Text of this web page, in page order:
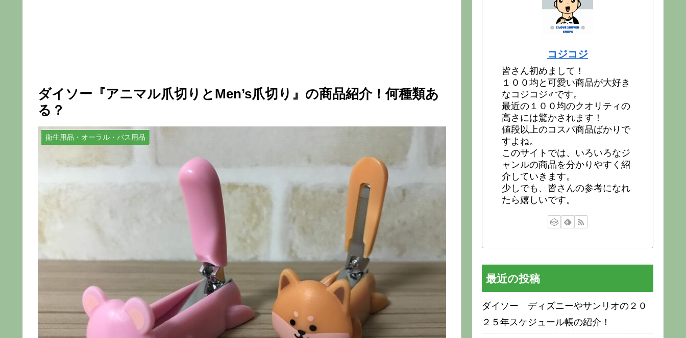
ダイソー『アニマル爪切りとMen’s爪切り』の商品紹介！何種類あ
る？
衛生用品・オーラル・バス用品
コジコジ
皆さん初めまして！
１００均と可愛い商品が大好き
なコジコジ♂です。
最近の１００均のクオリティの
高さには驚かされます！
値段以上のコスパ商品ばかりで
すよね。
このサイトでは、いろいろなジ
ャンルの商品を分かりやすく紹
介していきます。
少しでも、皆さんの参考になれ
たら嬉しいです。
最近の投稿
ダイソー ディズニーやサンリオの２０
２５年スケジュール帳の紹介！